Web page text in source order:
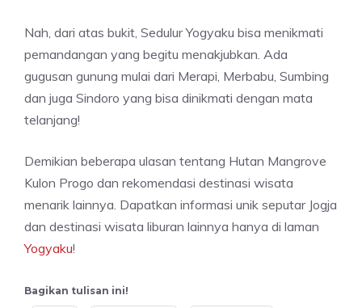
Nah, dari atas bukit, Sedulur Yogyaku bisa menikmati
pemandangan yang begitu menakjubkan. Ada
gugusan gunung mulai dari Merapi, Merbabu, Sumbing
dan juga Sindoro yang bisa dinikmati dengan mata
telanjang!
Demikian beberapa ulasan tentang Hutan Mangrove
Kulon Progo dan rekomendasi destinasi wisata
menarik lainnya. Dapatkan informasi unik seputar Jogja
dan destinasi wisata liburan lainnya hanya di laman
Yogyaku!
Bagikan tulisan ini!